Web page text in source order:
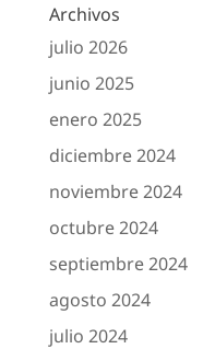
Archivos
julio 2026
junio 2025
enero 2025
diciembre 2024
noviembre 2024
octubre 2024
septiembre 2024
agosto 2024
julio 2024